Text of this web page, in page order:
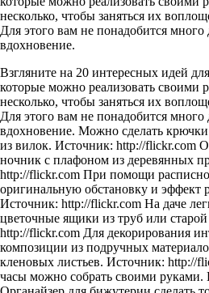
несколько, чтобы заняться их
Для этого вам не понадобится много
вдохновение.
Взгляните на 20 интересных идей
которые можно реализовать своими
несколько, чтобы заняться их
Для этого вам не понадобится много
вдохновение. Можно сделать
из вилок. Источник: http://flickr.com
ночник с плафоном из деревянных
http://flickr.com При помощи
оригинальную обстановку и эффект
Источник: http://flickr.com На даче
цветочные ящики из труб или
http://flickr.com Для декорирования
композиции из подручных
кленовых листьев. Источник: http://
часы можно собрать своими